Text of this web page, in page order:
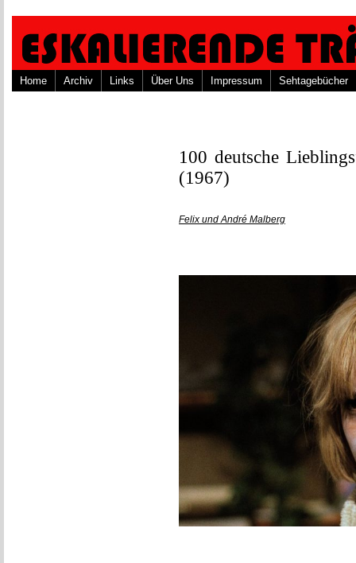
Home Archiv Links Über Uns Impressum Sehtagebücher
100 deutsche
(1967)
Felix und André Malberg